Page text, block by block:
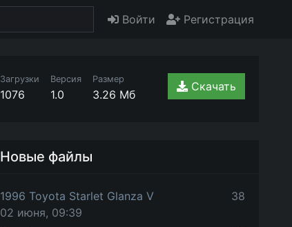
Войти Регистрация
Загрузки
1076
Версия
1.0
Размер
3.26 Мб
Скачать
Новые файлы
1996 Toyota Starlet Glanza V
02 июня, 09:39
38